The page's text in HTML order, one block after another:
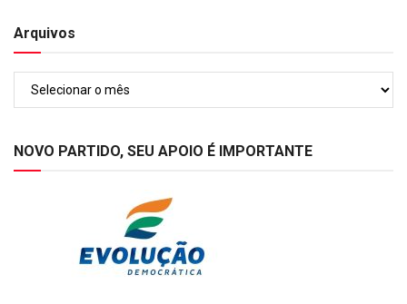
Arquivos
NOVO PARTIDO, SEU APOIO É IMPORTANTE